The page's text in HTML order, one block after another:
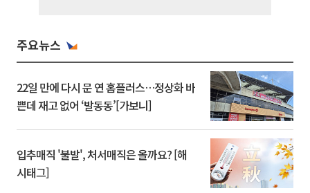
주요뉴스
22일 만에 다시 문 연 홈플러스…정상화 바
쁜데 재고 없어 ‘발동동’[가보니]
입추매직 '불발', 처서매직은 올까요? [해
시태그]